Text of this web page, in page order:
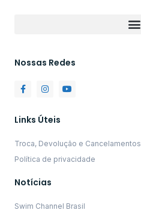
Nossas Redes
Links Úteis
Troca, Devolução e Cancelamentos
Política de privacidade
Notícias
Swim Channel Brasil